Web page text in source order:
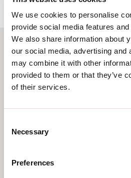
We use cookies to personalise
provide social media features
We also share information about
our social media, advertising and
may combine it with other
provided to them or that they’ve
of their services.
Selection
Necessary
Preferences
Selecteer uw
TYPE INSTALLATIE
PLAFOND
PENDEL